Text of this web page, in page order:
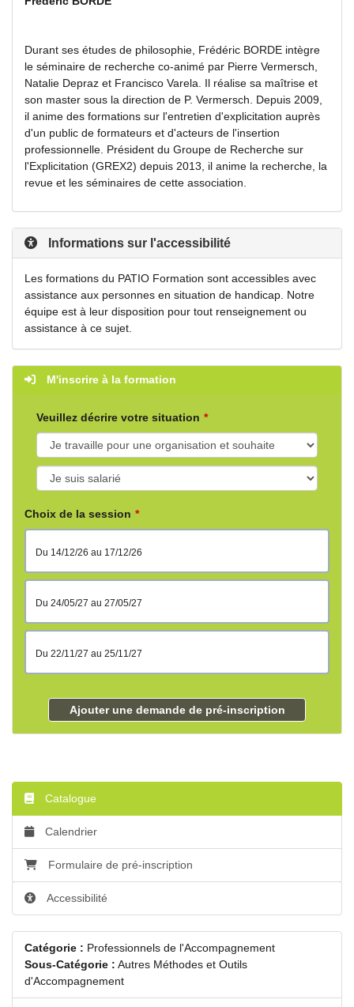
Durant ses études de philosophie, Frédéric BORDE intègre
le séminaire de recherche co-animé par Pierre Vermersch,
Natalie Depraz et Francisco Varela. Il réalise sa maîtrise et
son master sous la direction de P. Vermersch. Depuis 2009,
il anime des formations sur l'entretien d'explicitation auprès
d'un public de formateurs et d'acteurs de l'insertion
professionnelle. Président du Groupe de Recherche sur
l'Explicitation (GREX2) depuis 2013, il anime la recherche, la
revue et les séminaires de cette association.
Informations sur l'accessibilité
Les formations du PATIO Formation sont accessibles avec
assistance aux personnes en situation de handicap. Notre
équipe est à leur disposition pour tout renseignement ou
assistance à ce sujet.
M'inscrire à la formation
Veuillez décrire votre situation
Choix de la session
du 14/12/26 au 17/12/26
du 24/05/27 au 27/05/27
du 22/11/27 au 25/11/27
Ajouter une demande de pré-inscription
Catalogue
Calendrier
Formulaire de pré-inscription
Accessibilité
Catégorie : Professionnels de l'Accompagnement
Sous-Catégorie : Autres Méthodes et Outils
d'Accompagnement